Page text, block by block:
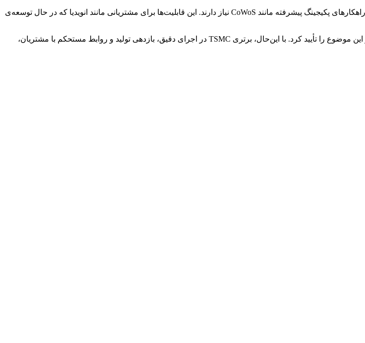
شرکت‌های سازنده‌ شتاب‌دهنده‌های هوش مصنوعی، علاوه بر فناوری‌های پیشرفته‌ی تولید، به راهکارهای پکیجینگ پیشرفته مانند CoWoS نیاز دارند. این قابلیت‌ها برای مشتریانی مانند انویدیا که در حال توسعه‌ی
سامسونگ همچنان در حوزه‌ی حافظه‌های HBM جایگاه قدرتمندی دارد و مدیرعامل TSMC نیز این موضوع را تأیید کرد. با این‌حال، برتری TSMC در اجرای دقیق، بازدهی تولید و روابط مستحکم با مشتریان،